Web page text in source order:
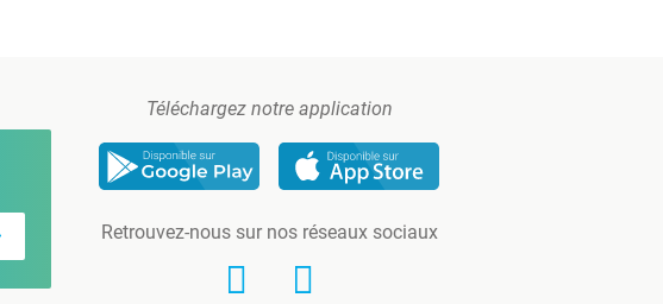
Téléchargez notre application
Retrouvez-nous sur nos réseaux sociaux